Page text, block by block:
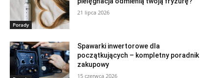
Porady
21 lipca 2026
Spawarki inwertorowe dla
początkujących – kompletny poradnik
zakupowy
15 czerwca 2026